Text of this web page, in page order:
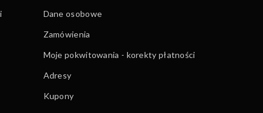
Dane osobowe
Zamówienia
Moje pokwitowania - korekty płatności
Adresy
Kupony